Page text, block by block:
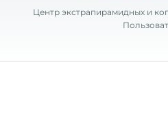
Центр экстрапирамидных и